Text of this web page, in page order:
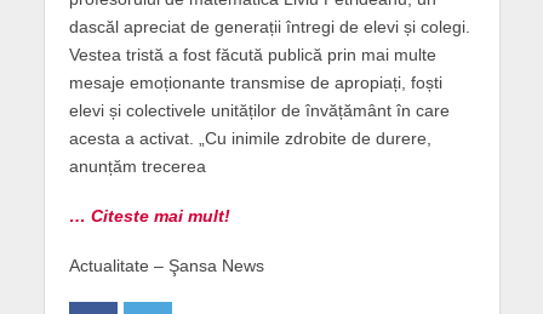
dascăl apreciat de generații întregi de elevi și colegi.
Vestea tristă a fost făcută publică prin mai multe
mesaje emoționante transmise de apropiați, foști
elevi și colectivele unităților de învățământ în care
acesta a activat. „Cu inimile zdrobite de durere,
anunțăm trecerea
… Citeste mai mult!
Actualitate – Şansa News